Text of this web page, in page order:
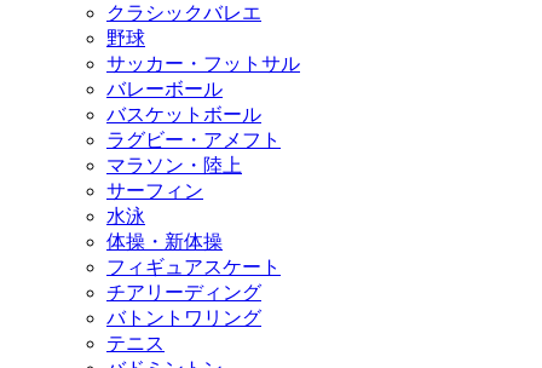
クラシックバレエ
野球
サッカー・フットサル
バレーボール
バスケットボール
ラグビー・アメフト
マラソン・陸上
サーフィン
水泳
体操・新体操
フィギュアスケート
チアリーディング
バトントワリング
テニス